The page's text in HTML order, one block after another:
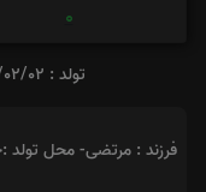
0
تولد : 1348/02/02
فرزند : مرتضی- محل تولد